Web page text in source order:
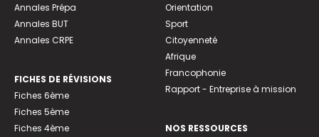
Annales Prépa
Annales BUT
Annales CRPE
FICHES DE RÉVISIONS
Fiches 6ème
Fiches 5ème
Fiches 4ème
Orientation
Sport
Citoyenneté
Afrique
Francophonie
Rapport - Entreprise à mission
NOS RESSOURCES